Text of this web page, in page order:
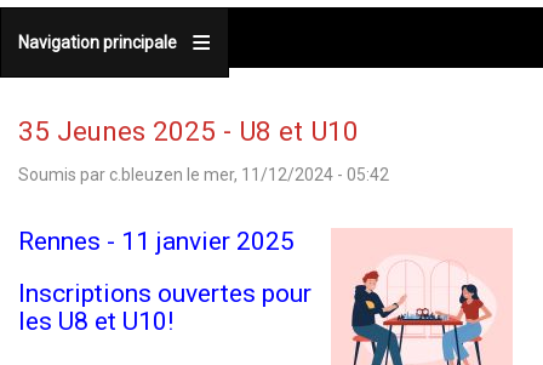
Navigation principale
35 Jeunes 2025 - U8 et U10
Soumis par c.bleuzen le mer, 11/12/2024 - 05:42
Rennes - 11 janvier 2025
Inscriptions ouvertes pour
les U8 et U10!